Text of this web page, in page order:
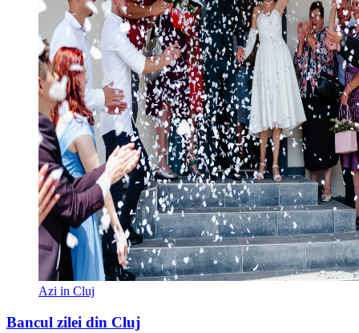
Azi in Cluj
Bancul zilei din Cluj